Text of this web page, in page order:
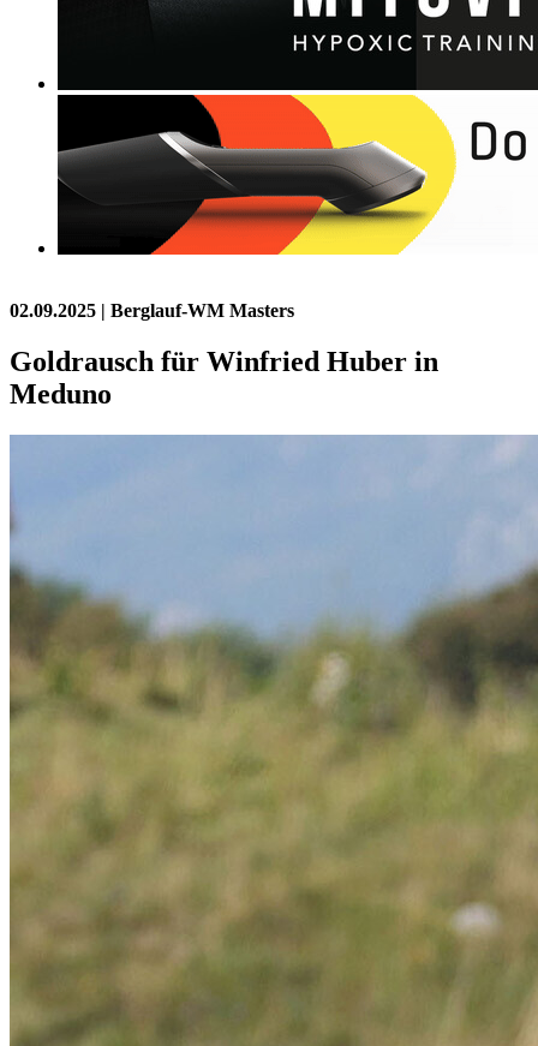
02.09.2025 | Berglauf-WM Masters
Goldrausch für Winfried Huber in
Meduno